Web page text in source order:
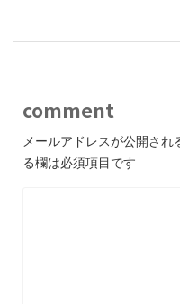
comment
メールアドレスが公開され
る欄は必須項目です